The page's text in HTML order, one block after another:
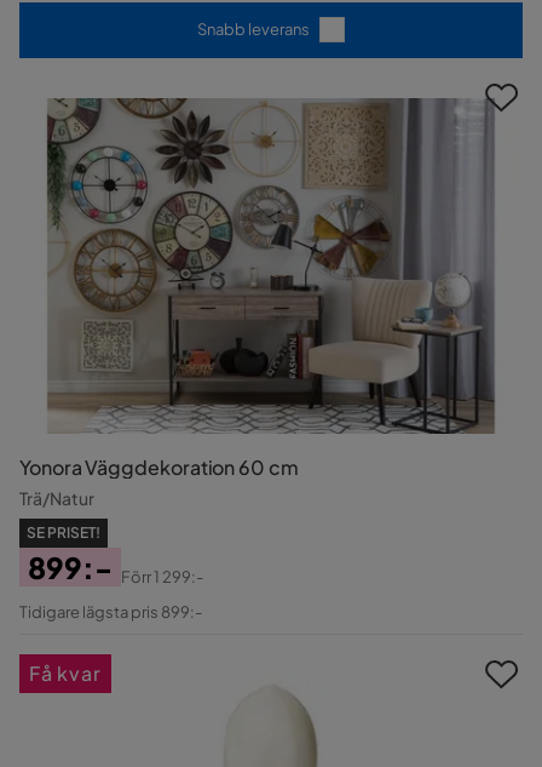
Snabb leverans
Yonora Väggdekoration 60 cm
Trä/Natur
SE PRISET!
Pris
899:-
Original
Förr1 299:-
Tidigare lägsta pris 899:-
Få kvar